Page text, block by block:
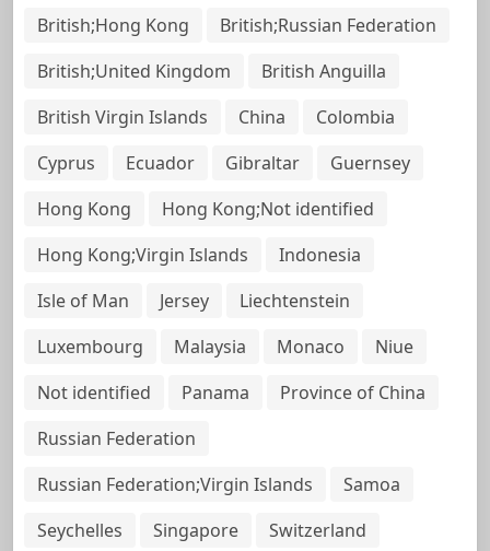
British;Hong Kong
British;Russian Federation
British;United Kingdom
British Anguilla
British Virgin Islands
China
Colombia
Cyprus
Ecuador Gibraltar
Guernsey
Hong Kong
Hong Kong;Not identified
Hong Kong;Virgin Islands
Indonesia
Isle of Man
Jersey
Liechtenstein
Luxembourg
Malaysia Monaco
Niue
Not identified
Panama
Province of China
Russian Federation
Russian Federation;Virgin Islands
Samoa
Seychelles
Singapore Switzerland